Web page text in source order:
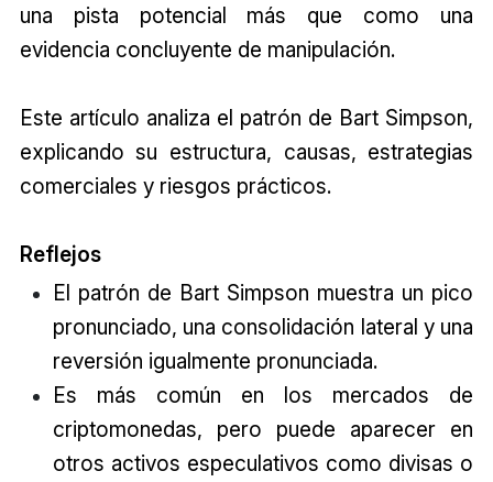
una pista potencial más que como una
evidencia concluyente de manipulación.
Este artículo analiza el patrón de Bart Simpson,
explicando su estructura, causas, estrategias
comerciales y riesgos prácticos.
Reflejos
El patrón de Bart Simpson muestra un pico
pronunciado, una consolidación lateral y una
reversión igualmente pronunciada.
Es más común en los mercados de
criptomonedas, pero puede aparecer en
otros activos especulativos como divisas o